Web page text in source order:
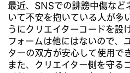
最近、SNSでの誹謗中傷など
いて不安を抱いている人が多
うにクリエイターコードを設
フォームは他にはないので、
ターの双方が安心して使用で
また、クリエイター側を守る